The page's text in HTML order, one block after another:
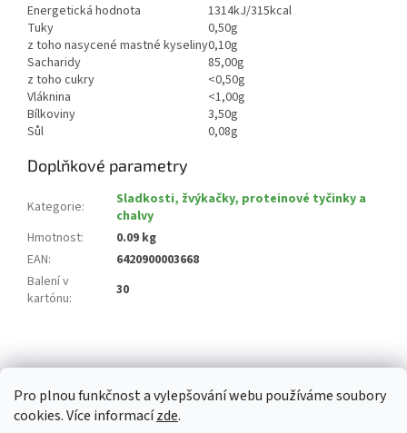
Pro plnou funkčnost a vylepšování webu používáme soubory
cookies. Více informacízde.
Energetická hodnota
1314kJ/315kcal
Tuky
0,50g
z toho nasycené mastné kyseliny0,10g
Sacharidy
85,00g
z toho cukry
<0,50g
Vláknina
<1,00g
Bílkoviny
3,50g
Sůl
0,08g
Doplňkové parametry
Kategorie:
Sladkosti, žvýkačky, proteinové tyčinky a
chalvy
Hmotnost:
0.09 kg
EAN:
6420900003668
Balení v
kartónu: 30
á